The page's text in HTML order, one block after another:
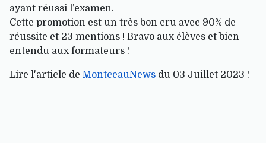
ayant réussi l’examen.
Cette promotion est un très bon cru avec 90% de
réussite et 23 mentions ! Bravo aux élèves et bien
entendu aux formateurs !
Lire l'article de MontceauNews du 03 Juillet 2023 !